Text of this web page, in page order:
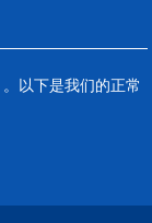
以下是我们的正常